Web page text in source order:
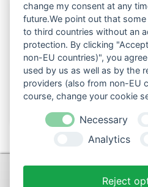
change my consent at any
future.We point out that
to third countries without an
protection. By clicking
non-EU countries)", you
used by us as well as by the
providers (also from non-EU
course, change your cookie
Necessary
Analytics
Reject
Folgen Sie uns auch in den